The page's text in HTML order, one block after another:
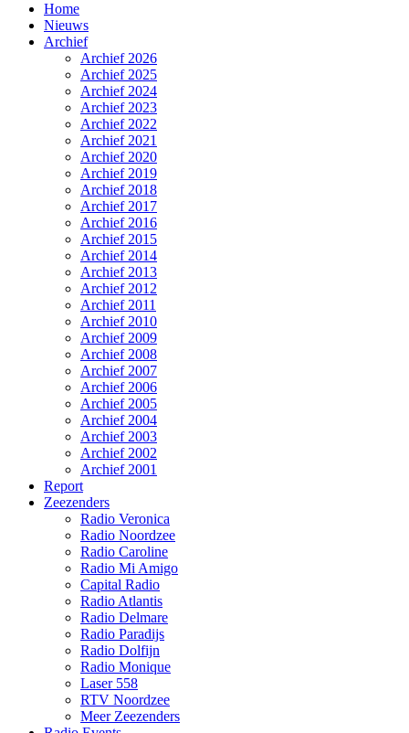
Home
Nieuws
Archief
Archief 2026
Archief 2025
Archief 2024
Archief 2023
Archief 2022
Archief 2021
Archief 2020
Archief 2019
Archief 2018
Archief 2017
Archief 2016
Archief 2015
Archief 2014
Archief 2013
Archief 2012
Archief 2011
Archief 2010
Archief 2009
Archief 2008
Archief 2007
Archief 2006
Archief 2005
Archief 2004
Archief 2003
Archief 2002
Archief 2001
Report
Zeezenders
Radio Veronica
Radio Noordzee
Radio Caroline
Radio Mi Amigo
Capital Radio
Radio Atlantis
Radio Delmare
Radio Paradijs
Radio Dolfijn
Radio Monique
Laser 558
RTV Noordzee
Meer Zeezenders